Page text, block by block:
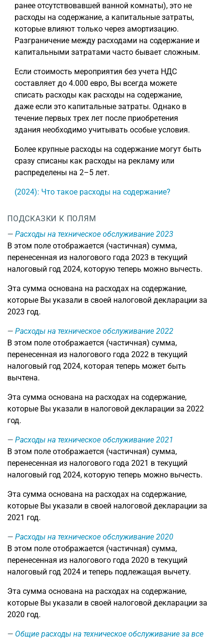
ранее отсутствовавшей ванной комнаты), это не
расходы на содержание, а капитальные затраты,
которые влияют только через амортизацию.
Разграничение между расходами на содержание и
капитальными затратами часто бывает сложным.
Если стоимость мероприятия без учета НДС
составляет до 4.000 евро, Вы всегда можете
списать расходы как расходы на содержание,
даже если это капитальные затраты. Однако в
течение первых трех лет после приобретения
здания необходимо учитывать особые условия.
Более крупные расходы на содержание могут быть
сразу списаны как расходы на рекламу или
распределены на 2–5 лет.
(2024): Что такое расходы на содержание?
ПОДСКАЗКИ К ПОЛЯМ
Расходы на техническое обслуживание 2023
В этом поле отображается (частичная) сумма,
перенесенная из налогового года 2023 в текущий
налоговый год 2024, которую теперь можно вычесть.
Эта сумма основана на расходах на содержание,
которые Вы указали в своей налоговой декларации за
2023 год.
Расходы на техническое обслуживание 2022
В этом поле отображается (частичная) сумма,
перенесенная из налогового года 2022 в текущий
налоговый год 2024, которая теперь может быть
вычтена.
Эта сумма основана на расходах на содержание,
которые Вы указали в налоговой декларации за 2022
год.
Расходы на техническое обслуживание 2021
В этом поле отображается (частичная) сумма,
перенесенная из налогового года 2021 в текущий
налоговый год 2024, которую теперь можно вычесть.
Эта сумма основана на расходах на содержание,
которые Вы указали в своей налоговой декларации за
2021 год.
Расходы на техническое обслуживание 2020
В этом поле отображается (частичная) сумма,
перенесенная из налогового года 2020 в текущий
налоговый год 2024 и теперь подлежащая вычету.
Эта сумма основана на расходах на содержание,
которые Вы указали в своей налоговой декларации за
2020 год.
Общие расходы на техническое обслуживание за все